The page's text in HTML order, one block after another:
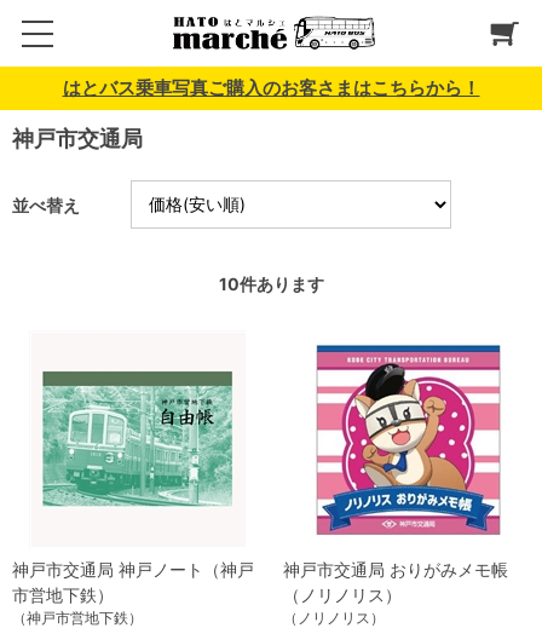
はとバス乗車写真ご購入のお客さまはこちらから！
神戸市交通局
並べ替え
10件あります
神戸市交通局 神戸ノート（神戸
市営地下鉄）
（神戸市営地下鉄）
神戸市交通局 おりがみメモ帳
（ノリノリス）
（ノリノリス）